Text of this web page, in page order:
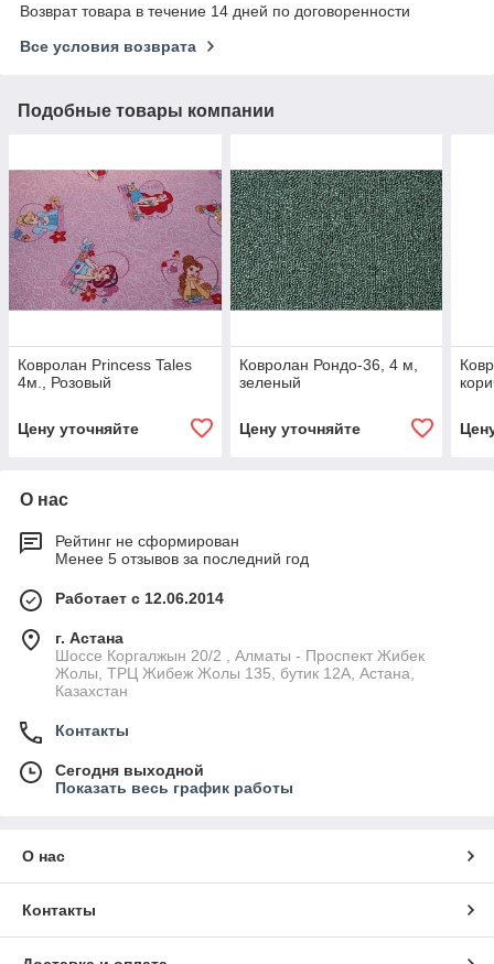
Возврат товара в течение 14 дней по договоренности
Все условия возврата
Подобные товары компании
Ковролан Princess Tales
4м., Розовый
Цену уточняйте
Ковролан Рондо-36, 4 м,
зеленый
Цену уточняйте
О нас
Рейтинг не сформирован
Менее 5 отзывов за последний год
Работает с 12.06.2014
г. Астана
Шоссе Коргалжын 20/2 , Алматы - Проспект Жибек
Жолы, ТРЦ Жибеж Жолы 135, бутик 12А, Астана,
Казахстан
Контакты
Сегодня выходной
Показать весь график работы
О нас
Контакты